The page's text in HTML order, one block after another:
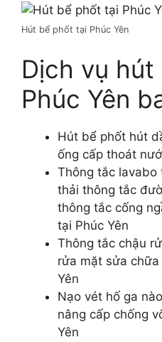
Hút bể phốt tại Phúc Yên
Dịch vụ
Phúc Yên
Hút bể phốt hút
ống cấp thoát
Thông tắc
thải thông tắc
thông tắc cống
tại Phúc Yên
Thông tắc chậu
rửa mặt sửa
Yên
Nạo vét hố ga
nâng cấp chống
Yên